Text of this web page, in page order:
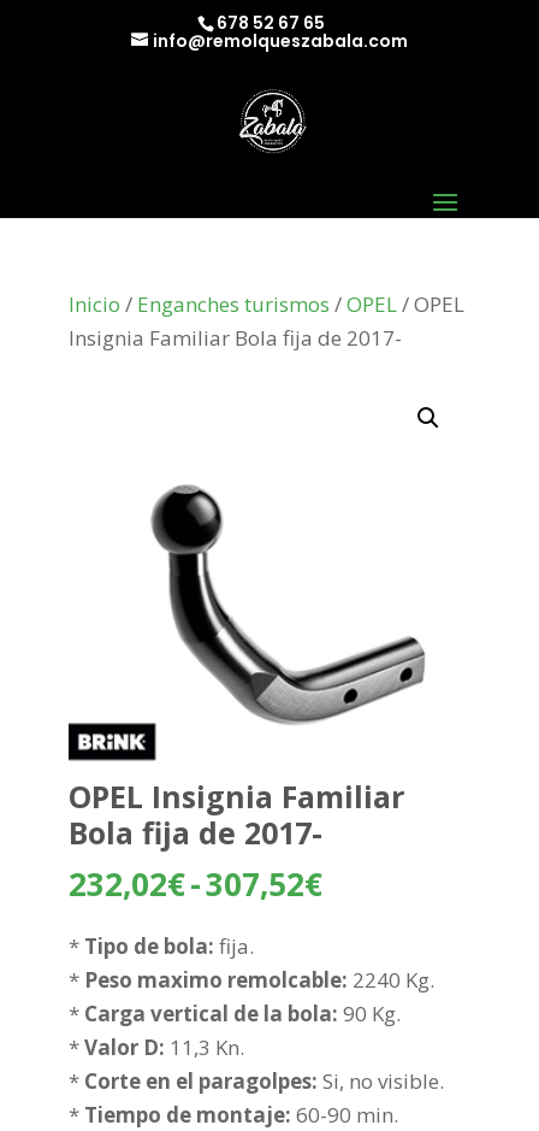
678 52 67 65
info@remolqueszabala.com
Inicio / Enganches turismos /OPEL/ OPEL
Insignia Familiar Bola fija de 2017-
OPEL Insignia Familiar
Bola fija de 2017-
232,02€-307,52€Rango
desde
232,02€
307,52€
* Tipo de bola: fija.
* Peso maximo remolcable: 2240 Kg.
* Carga vertical de la bola: 90 Kg.
*Valor D: 11,3 Kn.
* Corte en el paragolpes: Si, no visible.
* Tiempo de montaje: 60-90 min.